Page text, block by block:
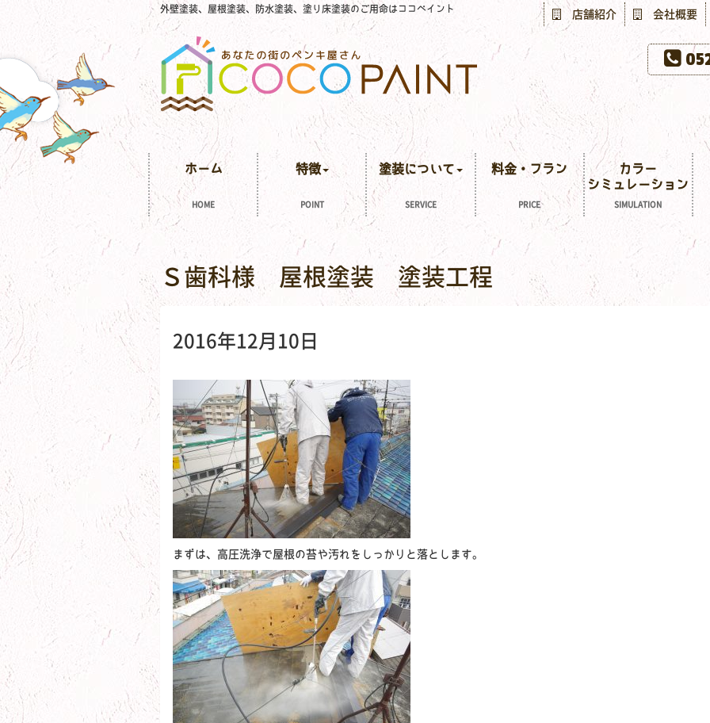
外壁塗装、屋根塗装、防水塗装、塗り床塗装のご用命はココペイント 店舗紹介 会社概要
HOME
ホーム
POINT
特徴
SERVICE
塗装について
PRICE
料金・プラン
SIMULATION
カラー
シミュレーション
Ｓ歯科様 屋根塗装 塗装工程
2016年12月10日
まずは、高圧洗浄で屋根の苔や汚れをしっかりと落とします。